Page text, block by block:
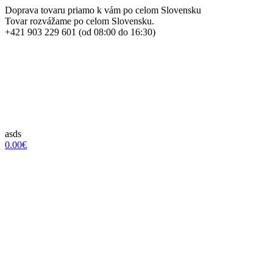
Doprava tovaru priamo k vám po celom Slovensku
Tovar rozvážame po celom Slovensku.
+421 903 229 601 (od 08:00 do 16:30)
asds
0.00€